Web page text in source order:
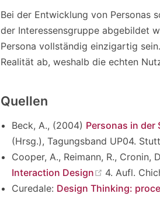
Bei der Entwicklung von Personas
der Interessensgruppe abgebildet
Persona vollständig einzigartig
Realität ab, weshalb die echten
Quellen
Beck, A., (2004) Personas in
(Hrsg.), Tagungsband UP04.
Cooper, A., Reimann, R., Cronin,
Interaction Design
(opens
4. Aufl.
Curedale: Design Thinking: